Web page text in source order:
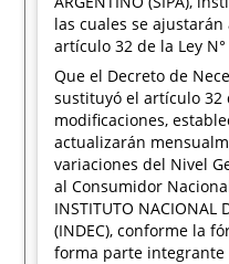
las cuales se
artículo 32 de la Ley
Que el Decreto de
sustituyó el artículo 32
modificaciones,
actualizarán
variaciones del Nivel
al Consumidor
INSTITUTO NACIONAL
(INDEC), conforme la
forma parte integrante